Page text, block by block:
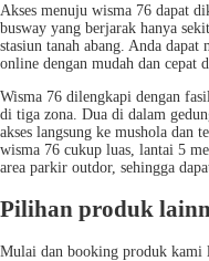
Akses menuju wisma 76 dapat
busway yang berjarak hanya
stasiun tanah abang. Anda dapat
online dengan mudah dan cepat
Wisma 76 dilengkapi dengan
di tiga zona. Dua di dalam
akses langsung ke mushola dan
wisma 76 cukup luas, lantai 5
area parkir outdor, sehingga
Pilihan produk
Mulai dan booking produk kami